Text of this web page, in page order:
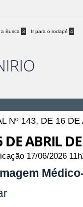
a Busca 3 Ir para o rodapé 4
Nº 143, DE 16
DE ABRIL
17/06/2026